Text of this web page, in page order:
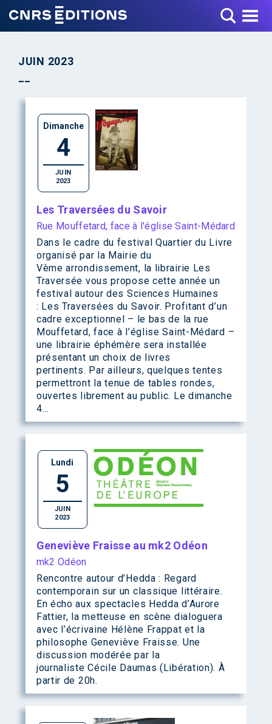
Toggle Menu
JUIN 2023
Les Traversées du Savoir
Rue Mouffetard, face à l'église Saint-Médard
Dans le cadre du festival Quartier du Livre
organisé par la Mairie du
Vème arrondissement, la librairie Les
Traversée vous propose cette année un
festival autour des Sciences Humaines
: Les Traversées du Savoir. Profitant d’un
cadre exceptionnel – le bas de la rue
Mouffetard, face à l’église Saint-Médard –
une librairie éphémère sera installée
présentant un choix de livres
pertinents. Par ailleurs, quelques tentes
permettront la tenue de tables rondes,
ouvertes librement au public. Le dimanche
4…
Dimanche
4
JUIN
2023
Geneviève Fraisse au mk2 Odéon
mk2 Odéon
Rencontre autour d’Hedda : Regard
contemporain sur un classique littéraire.
En écho aux spectacles Hedda d’Aurore
Fattier, la metteuse en scène dialoguera
avec l’écrivaine Hélène Frappat et la
philosophe Geneviève Fraisse. Une
discussion modérée par la
journaliste Cécile Daumas (Libération). À
partir de 20h.
Lundi
5
JUIN
2023